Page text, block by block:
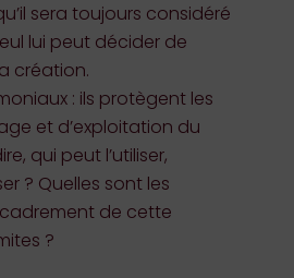
sera toujours considéré
lui peut décider de
création.
: ils protègent les
et d’exploitation du
qui peut l’utiliser,
? Quelles sont les
de cette
?